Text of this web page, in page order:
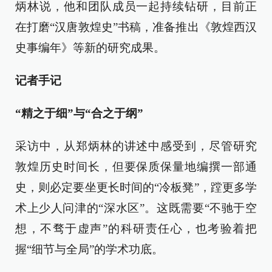
炳林说，他和团队成员一起持续钻研，目前正
在打磨“汉唐敦煌史”书稿，准备推出《敦煌西汉
史事编年》等新的研究成果。
记者手记
“精之于细”与“合之于纲”
采访中，从郑炳林的讲述中感受到，尽管研究
敦煌历史时间长，但要保质保量地编撰一部通
史，则必定要坐更长时间的“冷板凳”，蹚更多学
术上少人问津的“深水区”。这既需要“不驰于空
想，不骛于虚声”的科研责任心，也考验着把
握“细节与全局”的学术功底。